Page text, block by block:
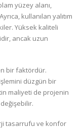
yüzey alanı,
kullanılan yalıtım
Yüksek kaliteli
ancak uzun
bir faktördür.
düzgün bir
maliyeti de projenin
tasarrufu ve konfor